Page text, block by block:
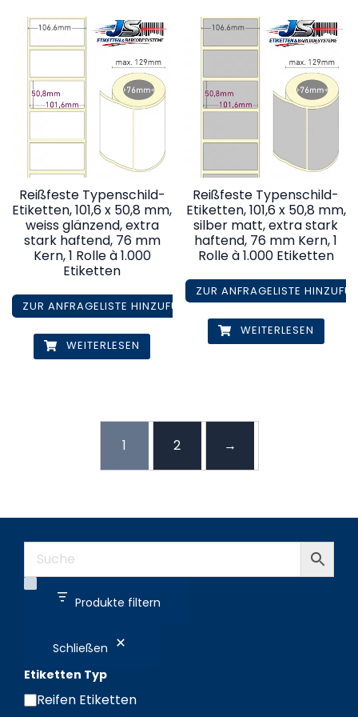
Reißfeste Typenschild-
Etiketten, 101,6 x 50,8 mm,
weiss glänzend, extra
stark haftend, 76 mm
Kern, 1 Rolle à 1.000
Etiketten
ZUR ANFRAGELISTE HINZUFÜGEN
WEITERLESEN
Reißfeste Typenschild-
Etiketten, 101,6 x 50,8 mm,
silber matt, extra stark
haftend, 76 mm Kern, 1
Rolle à 1.000 Etiketten
ZUR ANFRAGELISTE
WEITERLESEN
1 2 →
Produkte filtern
Schließen
Etiketten Typ
Etiketten
Reifen Etiketten